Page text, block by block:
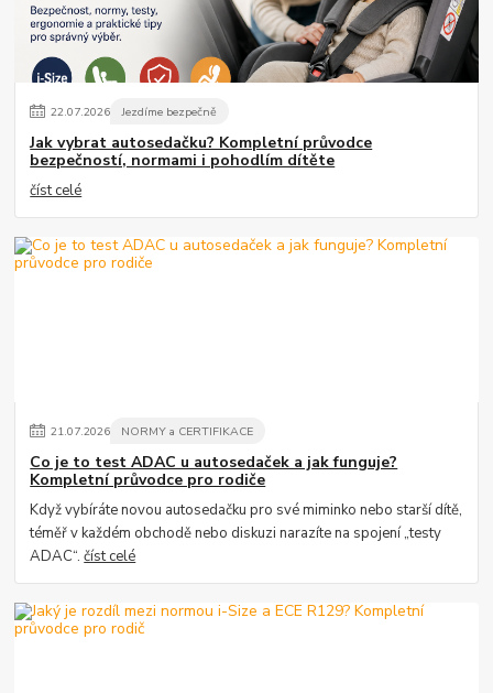
22.07.2026 Jezdíme bezpečně
Jak vybrat autosedačku? Kompletní průvodce
bezpečností, normami i pohodlím dítěte
číst celé
21.07.2026 NORMY a CERTIFIKACE
Co je to test ADAC u autosedaček a jak funguje?
Kompletní průvodce pro rodiče
Když vybíráte novou autosedačku pro své miminko nebo starší dítě,
téměř v každém obchodě nebo diskuzi narazíte na spojení „testy
ADAC“.číst celé